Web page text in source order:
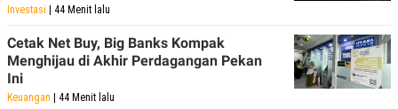
Investasi | 44 Menit lalu
Cetak Net Buy, Big Banks Kompak
Menghijau di Akhir Perdagangan Pekan
Ini
Keuangan | 44 Menit lalu